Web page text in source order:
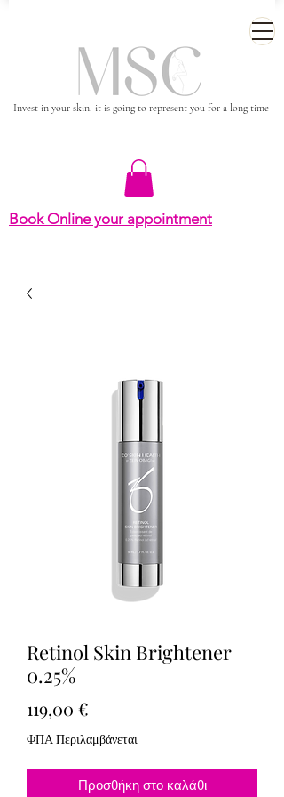
Invest in your skin, it is going to represent you for a long time
Book Online your appointment
Retinol Skin Brightener
0.25%
119,00 €
ΦΠΑ Περιλαμβάνεται
Προσθήκη στο καλάθι